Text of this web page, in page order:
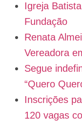
Igreja
Fundação
Renata
Vereadora
Segue
“Quero
Inscrições
120 vagas